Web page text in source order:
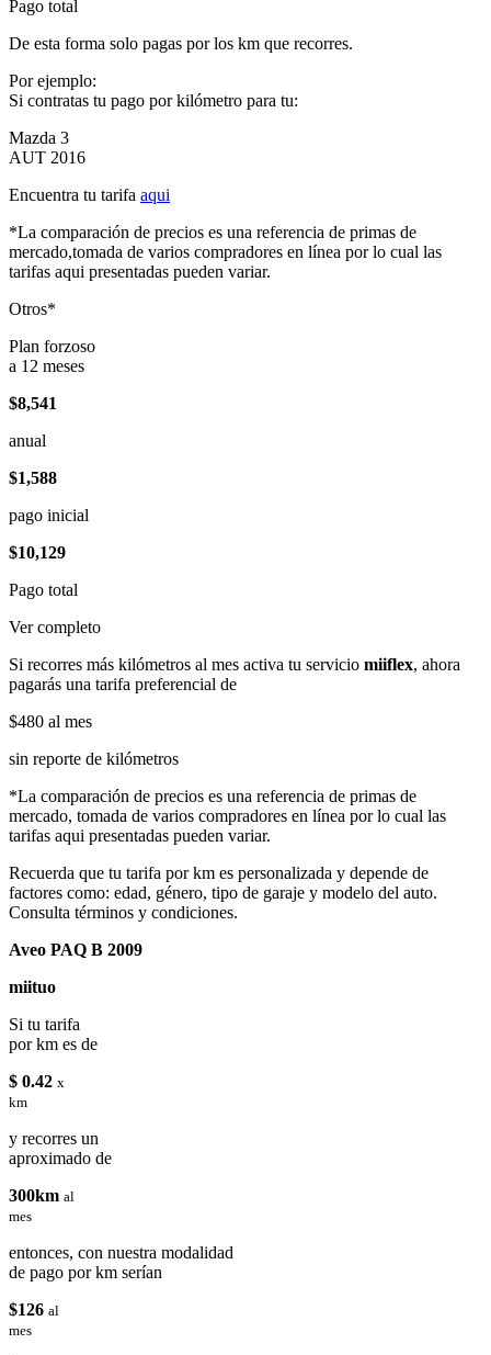
Pago total
De esta forma solo pagas por los km que recorres.
Por ejemplo:
Si contratas tu pago por kilómetro para tu:
Mazda 3
AUT 2016
Encuentra tu tarifa aqui
*La comparación de precios es una referencia de primas de
mercado,tomada de varios compradores en línea por lo cual las
tarifas aqui presentadas pueden variar.
Otros*
Plan forzoso
a 12 meses
$8,541
anual
$1,588
pago inicial
$10,129
Pago total
Ver completo
Si recorres más kilómetros al mes activa tu servicio miiflex, ahora
pagarás una tarifa preferencial de
$480 al mes
sin reporte de kilómetros
*La comparación de precios es una referencia de primas de
mercado, tomada de varios compradores en línea por lo cual las
tarifas aqui presentadas pueden variar.
Recuerda que tu tarifa por km es personalizada y depende de
factores como: edad, género, tipo de garaje y modelo del auto.
Consulta términos y condiciones.
Aveo PAQ B 2009
miituo
Si tu tarifa
por km es de
$ 0.42 x
km
y recorres un
aproximado de
300km al
mes
entonces, con nuestra modalidad
de pago por km serían
$126 al
mes